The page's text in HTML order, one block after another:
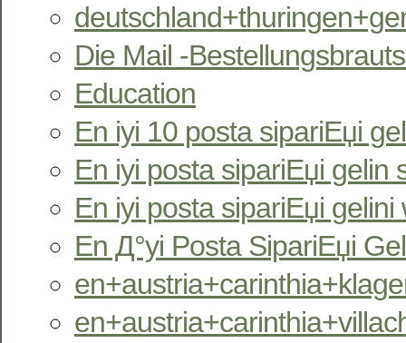
Die Mail -
Education
En iyi 10 posta sipariЕџi
En iyi posta sipariЕџi gelin
En iyi posta sipariЕџi gelini
En Д°yi Posta SipariЕџi